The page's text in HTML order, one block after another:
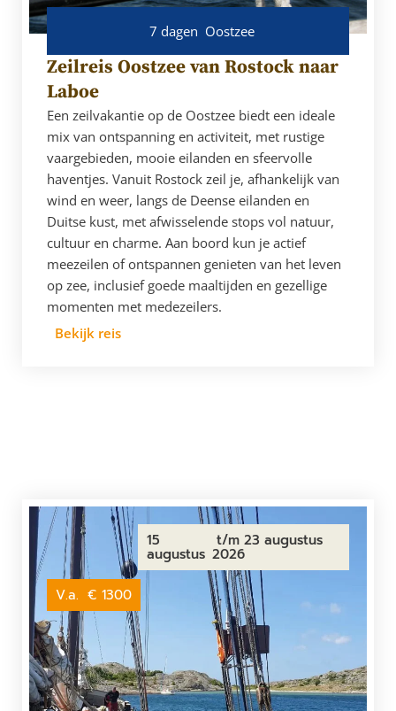
7 dagen Oostzee
Zeilreis Oostzee van Rostock naar
Laboe
Een zeilvakantie op de Oostzee biedt een ideale
mix van ontspanning en activiteit, met rustige
vaargebieden, mooie eilanden en sfeervolle
haventjes. Vanuit Rostock zeil je, afhankelijk van
wind en weer, langs de Deense eilanden en
Duitse kust, met afwisselende stops vol natuur,
cultuur en charme. Aan boord kun je actief
meezeilen of ontspannen genieten van het leven
op zee, inclusief goede maaltijden en gezellige
momenten met medezeilers.
Bekijk reis
15
augustus
t/m 23 augustus
2026
V.a. € 1300